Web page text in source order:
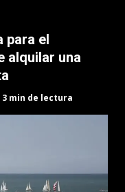
para el
alquilar una
3 min de lectura